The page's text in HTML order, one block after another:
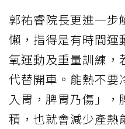
郭祐睿院長更進一步
懶，指得是有時間運
氧運動及重量訓練，
代替開車。能熱不要
入胃，脾胃乃傷」
積，也就會減少產熱